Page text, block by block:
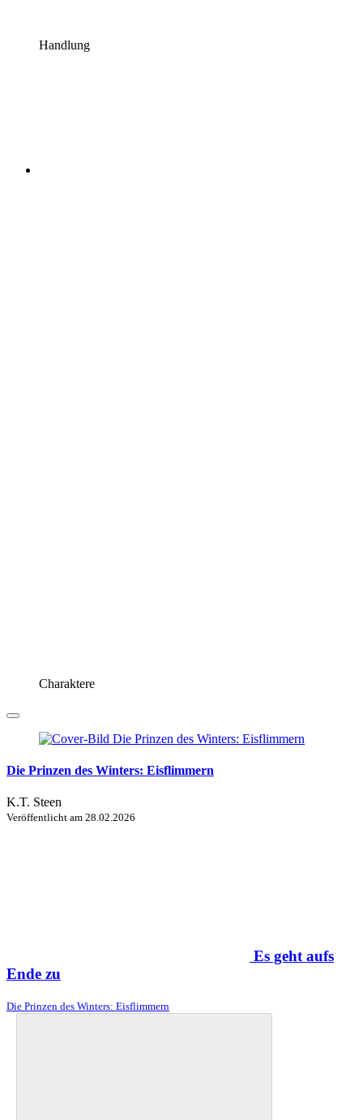
Handlung
Charaktere
Die Prinzen des Winters: Eisflimmern
K.T. Steen
Veröffentlicht am 28.02.2026
Es geht aufs
Ende zu
Die Prinzen des Winters: Eisflimmern